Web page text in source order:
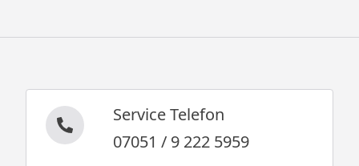
Service Telefon
07051 / 9 222 5959